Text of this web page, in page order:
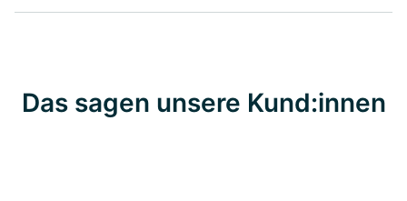
Das sagen unsere Kund:innen